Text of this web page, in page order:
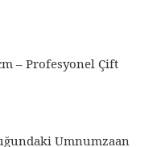
– Profesyonel Çift
Umnumzaan